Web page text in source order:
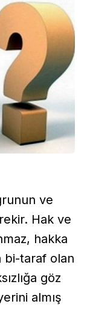
ve
Hak ve
hakka
bi-taraf olan
göz
almış